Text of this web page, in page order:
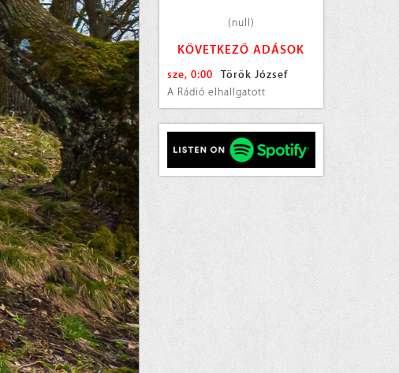
(null)
KÖVETKEZŐ ADÁSOK
sze, 0:00
Török József
A Rádió elhallgatott